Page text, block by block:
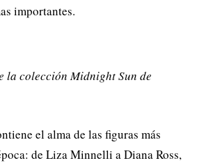
importantes.
la colección Midnight Sun de
el alma de las figuras más
de Liza Minnelli a Diana Ross,